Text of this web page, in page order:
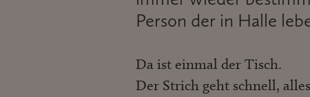
Person der in Halle
Da ist einmal der Tisch.
Der Strich geht schnell,